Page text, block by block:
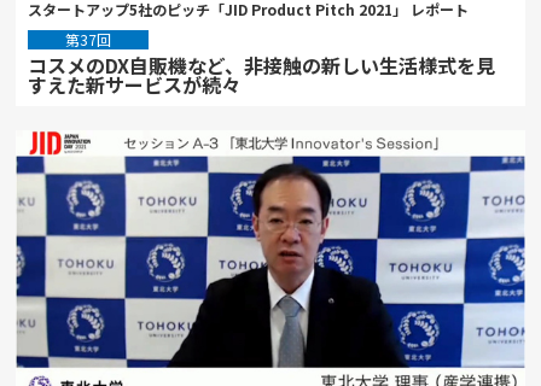
スタートアップ5社のピッチ「JID Product Pitch 2021」 レポート
第37回
コスメのDX自販機など、非接触の新しい生活様式を見
すえた新サービスが続々